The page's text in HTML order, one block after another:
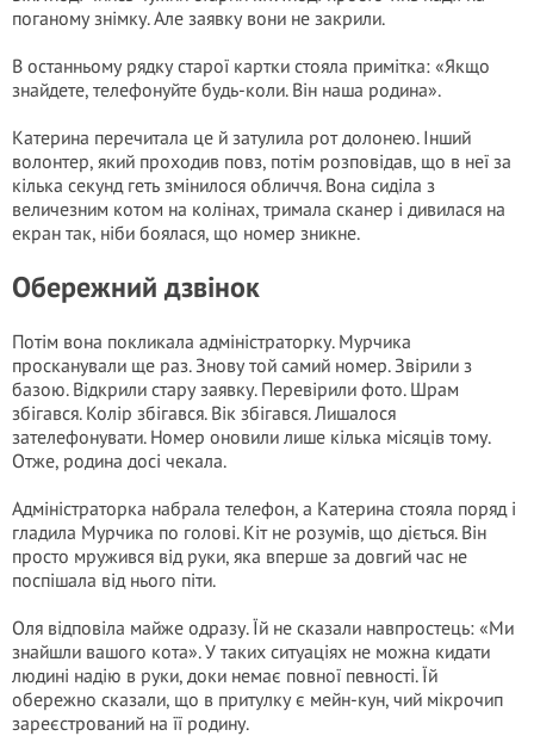
поганому знімку. Але заявку вони не закрили.
В останньому рядку старої картки стояла примітка: «Якщо
знайдете, телефонуйте будь-коли. Він наша родина».
Катерина перечитала це й затулила рот долонею. Інший
волонтер, який проходив повз, потім розповідав, що в неї за
кілька секунд геть змінилося обличчя. Вона сиділа з
величезним котом на колінах, тримала сканер і дивилася на
екран так, ніби боялася, що номер зникне.
Обережний дзвінок
Потім вона покликала адміністраторку. Мурчика
просканували ще раз. Знову той самий номер. Звірили з
базою. Відкрили стару заявку. Перевірили фото. Шрам
збігався. Колір збігався. Вік збігався. Лишалося
зателефонувати. Номер оновили лише кілька місяців тому.
Отже, родина досі чекала.
Адміністраторка набрала телефон, а Катерина стояла поряд і
гладила Мурчика по голові. Кіт не розумів, що діється. Він
просто мружився від руки, яка вперше за довгий час не
поспішала від нього піти.
Оля відповіла майже одразу. Їй не сказали навпростець: «Ми
знайшли вашого кота». У таких ситуаціях не можна кидати
людині надію в руки, доки немає повної певності. Їй
обережно сказали, що в притулку є мейн-кун, чий мікрочип
зареєстрований на її родину.